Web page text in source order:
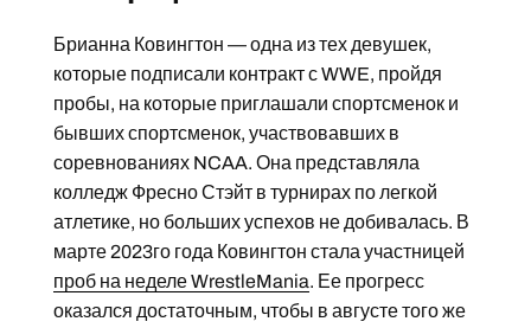
Брианна Ковингтон — одна из тех девушек,
которые подписали контракт с WWE, пройдя
пробы, на которые приглашали спортсменок и
бывших спортсменок, участвовавших в
соревнованиях NCAA. Она представляла
колледж Фресно Стэйт в турнирах по легкой
атлетике, но больших успехов не добивалась. В
марте 2023го года Ковингтон стала участницей
проб на неделе WrestleMania. Ее прогресс
оказался достаточным, чтобы в августе того же